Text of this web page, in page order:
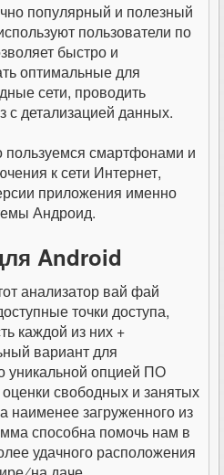
популярный и полезный
пользователи по
быстро и
оптимальные для
сети, проводить
с детализацией данных.
пользуемся смартфонами и
к сети Интернет,
приложения именно
Андроид.
Android
анализатор вай фай
точки доступа,
каждой из них +
вариант для
уникальной опцией ПО
свободных и занятых
наименее загруженного из
способна помочь нам в
удачного расположения